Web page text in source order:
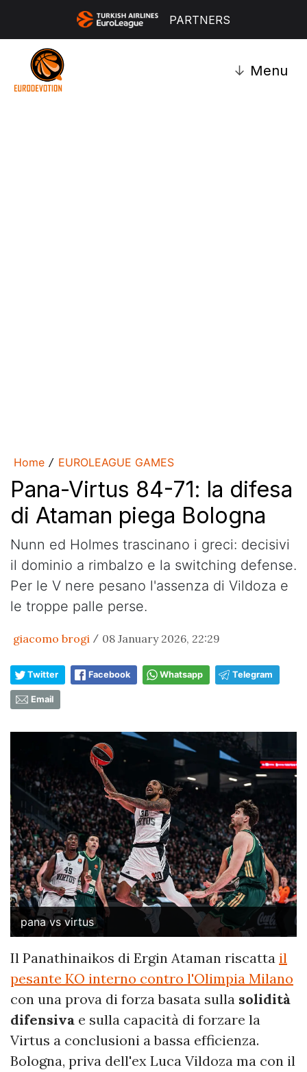
PARTNERS
↓ Menu
Home / EUROLEAGUE GAMES
Pana-Virtus 84-71: la difesa
di Ataman piega Bologna
Nunn ed Holmes trascinano i greci: decisivi
il dominio a rimbalzo e la switching defense.
Per le V nere pesano l'assenza di Vildoza e
le troppe palle perse.
giacomo brogi / 08 January 2026, 22:29
Twitter Facebook Whatsapp Telegram
Email
pana vs virtus
Il Panathinaikos di Ergin Ataman riscatta il
pesante KO interno contro l'Olimpia Milano
con una prova di forza basata sulla solidità
difensiva e sulla capacità di forzare la
Virtus a conclusioni a bassa efficienza.
Bologna, priva dell'ex Luca Vildoza ma con il